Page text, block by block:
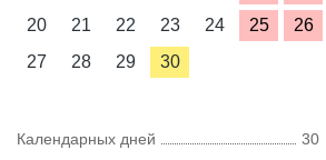
20
21 22 23 24 25
26
27
28 29 30
Календарных дней
30